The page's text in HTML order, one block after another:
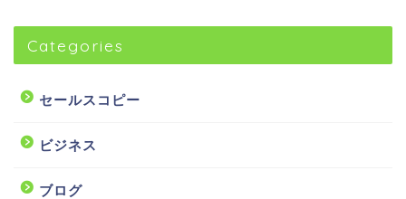
Categories
セールスコピー
ビジネス
ブログ